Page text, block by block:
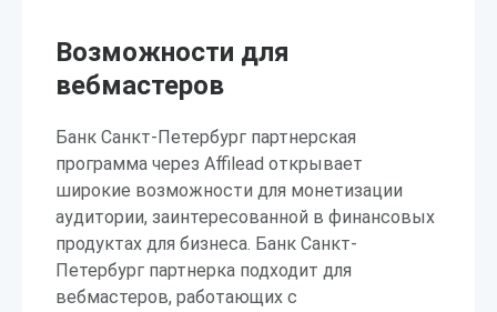
Возможности для
вебмастеров
Банк Санкт-Петербург партнерская
программа через Affilead открывает
широкие возможности для монетизации
аудитории, заинтересованной в финансовых
продуктах для бизнеса. Банк Санкт-
Петербург партнерка подходит для
вебмастеров, работающих с